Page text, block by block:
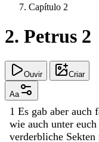
Capítulo 2
2. Petrus 2
Ouvir Criar
Aa
1 Es gab aber auch
wie auch unter euch
verderbliche Sekten